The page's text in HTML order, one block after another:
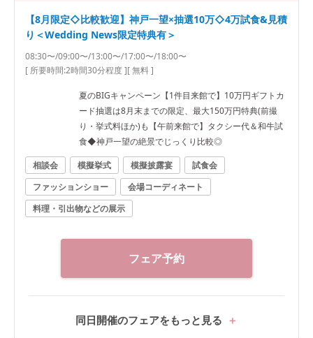
【8月限定◇比較歓迎】神戸一望×抽選10万◇4万試食&見積
り＜Wedding News限定特典有＞
08:30〜/09:00〜/13:00〜/17:00〜/18:00〜
[ 所要時間:2時間30分程度][ 無料 ]
夏のBIGキャンペーン【1件目来館で】10万円ギフトカ
ード抽選は8月末までの限定、最大150万円特典(前撮
り・挙式料ほか)も【午前来館で】タクシー代＆和牛試
食◆神戸一望の絶景でじっくり比較◎
相談会
模擬挙式 模擬披露宴
試食会
ファッションショー
会場コーディネート
料理・引出物などの展示
フェア予約
同日開催のフェアをもっと見る